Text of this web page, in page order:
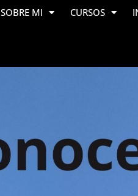
SOBRE MI CURSOS